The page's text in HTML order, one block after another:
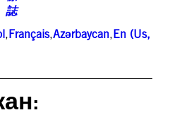
,Français,Azərbaycan,En (Us,